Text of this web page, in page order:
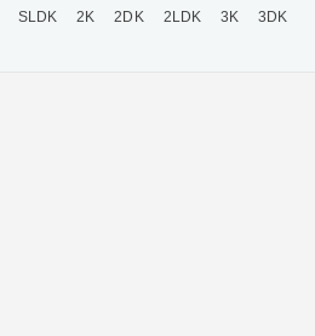
SLDK 2K 2DK 2LDK 3K
3DK